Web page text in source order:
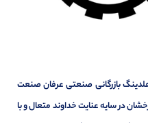
بازرگانی صنعتی عرفان صنعت
در سایه عنایت خداوند متعال و با